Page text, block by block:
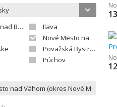
Ilava
Nové Mesto nad Váhom
Považská Bystrica
Púchov